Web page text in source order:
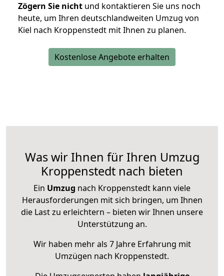
Zögern Sie nicht und kontaktieren Sie uns noch
heute, um Ihren deutschlandweiten Umzug von
Kiel nach Kroppenstedt mit Ihnen zu planen.
Kostenlose Angebote erhalten
Was wir Ihnen für Ihren Umzug
Kroppenstedt nach bieten
Ein Umzug nach Kroppenstedt kann viele
Herausforderungen mit sich bringen, um Ihnen
die Last zu erleichtern – bieten wir Ihnen unsere
Unterstützung an.
Wir haben mehr als 7 Jahre Erfahrung mit
Umzügen nach Kroppenstedt.